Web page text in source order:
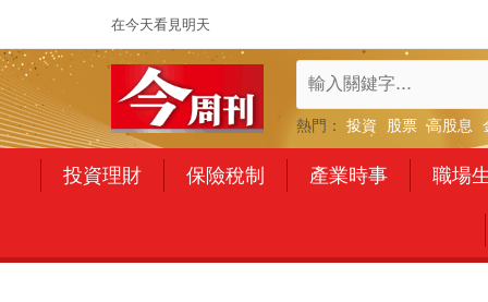
在今天看見明天
熱門： 投資 股票 高股息
投資理財 保險稅制 產業時事 職場